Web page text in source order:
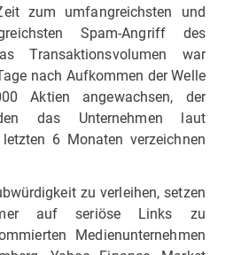
zum umfangreichsten und
Spam-Angriff des
Transaktionsvolumen war
nach Aufkommen der Welle
Aktien angewachsen, der
das Unternehmen laut
6 Monaten verzeichnen
zu verleihen, setzen
auf seriöse Links zu
Medienunternehmen